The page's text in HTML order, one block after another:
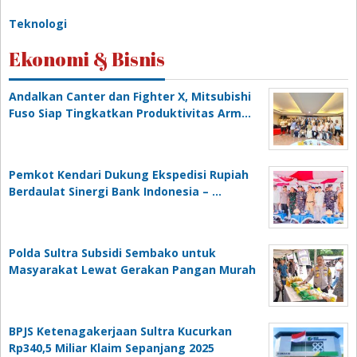
Teknologi
Ekonomi & Bisnis
Andalkan Canter dan Fighter X, Mitsubishi
Fuso Siap Tingkatkan Produktivitas Arm…
Pemkot Kendari Dukung Ekspedisi Rupiah
Berdaulat Sinergi Bank Indonesia – …
Polda Sultra Subsidi Sembako untuk
Masyarakat Lewat Gerakan Pangan Murah
BPJS Ketenagakerjaan Sultra Kucurkan
Rp340,5 Miliar Klaim Sepanjang 2025